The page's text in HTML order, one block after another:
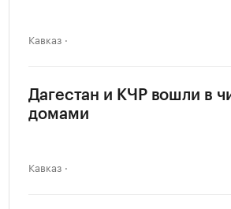
Кавказ
Дагестан и КЧР вошли в
домами
Кавказ